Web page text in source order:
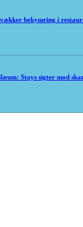
bekymring i
Stays sigter mod